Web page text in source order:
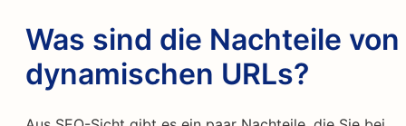
Was sind die Nachteile von
dynamischen URLs?